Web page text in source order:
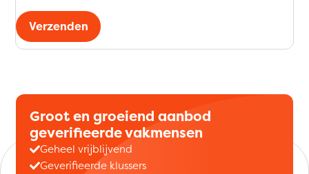
Verzenden
Groot en groeiend aanbod
geverifieerde vakmensen
Geheel vrijblijvend
Geverifieerde klussers